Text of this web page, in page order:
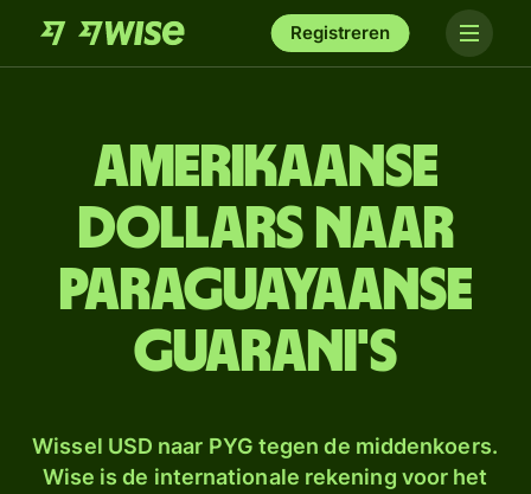
Registreren
Amerikaanse
dollars naar
Paraguayaanse
guarani's
Wissel USD naar PYG tegen de middenkoers.
Wise is de internationale rekening voor het